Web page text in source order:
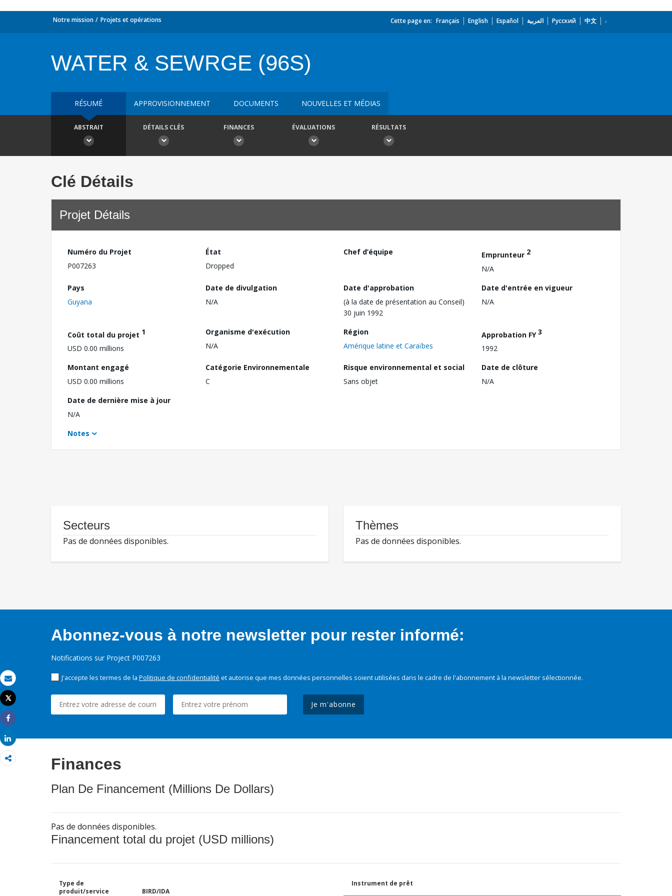
Email
Imprimer
Tweet
Share
Share
Notre mission Projets et opérations Cette page en: Français English Español العربية Русский 中文
WATER & SEWRGE (96S)
RÉSUMÉ APPROVISIONNEMENT DOCUMENTS NOUVELLES ET MÉDIAS
ABSTRAIT DÉTAILS CLÉS FINANCES ÉVALUATIONS RÉSULTATS
Clé Détails
Projet Détails
Numéro du Projet
P007263
État
Dropped
Chef d’équipe Emprunteur 2
N/A
Pays
Guyana
Date de divulgation
N/A
Date d'approbation
(à la date de présentation au Conseil)
30 juin 1992
Date d'entrée en vigueur
N/A
Coût total du projet 1
USD 0.00 millions
Organisme d'exécution
N/A
Région
Amérique latine et Caraïbes
Approbation FY3
1992
Montant engagé
USD 0.00 millions
Catégorie Environnementale
C
Risque environnemental et social
Sans objet
Date de clôture
N/A
Date de dernière mise à jour
N/A
Notes
Secteurs
Pas de données disponibles.
Thèmes
Pas de données disponibles.
Abonnez-vous à notre newsletter pour rester informé:
Notifications sur Project P007263
J'accepte les termes de la Politique de confidentialité et autorise que mes données personnelles soient utilisées dans le cadre de l'abonnement à la newsletter sélectionnée.
Je m'abonne
Finances
Plan De Financement (Millions De Dollars)
Pas de données disponibles.
Financement total du projet (USD millions)
Type de
produit/service
BIRD/IDA
Instrument de prêt